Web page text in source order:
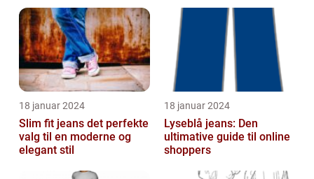
18 januar 2024
Slim fit jeans det perfekte
valg til en moderne og
elegant stil
18 januar 2024
Lyseblå jeans: Den
ultimative guide til online
shoppers